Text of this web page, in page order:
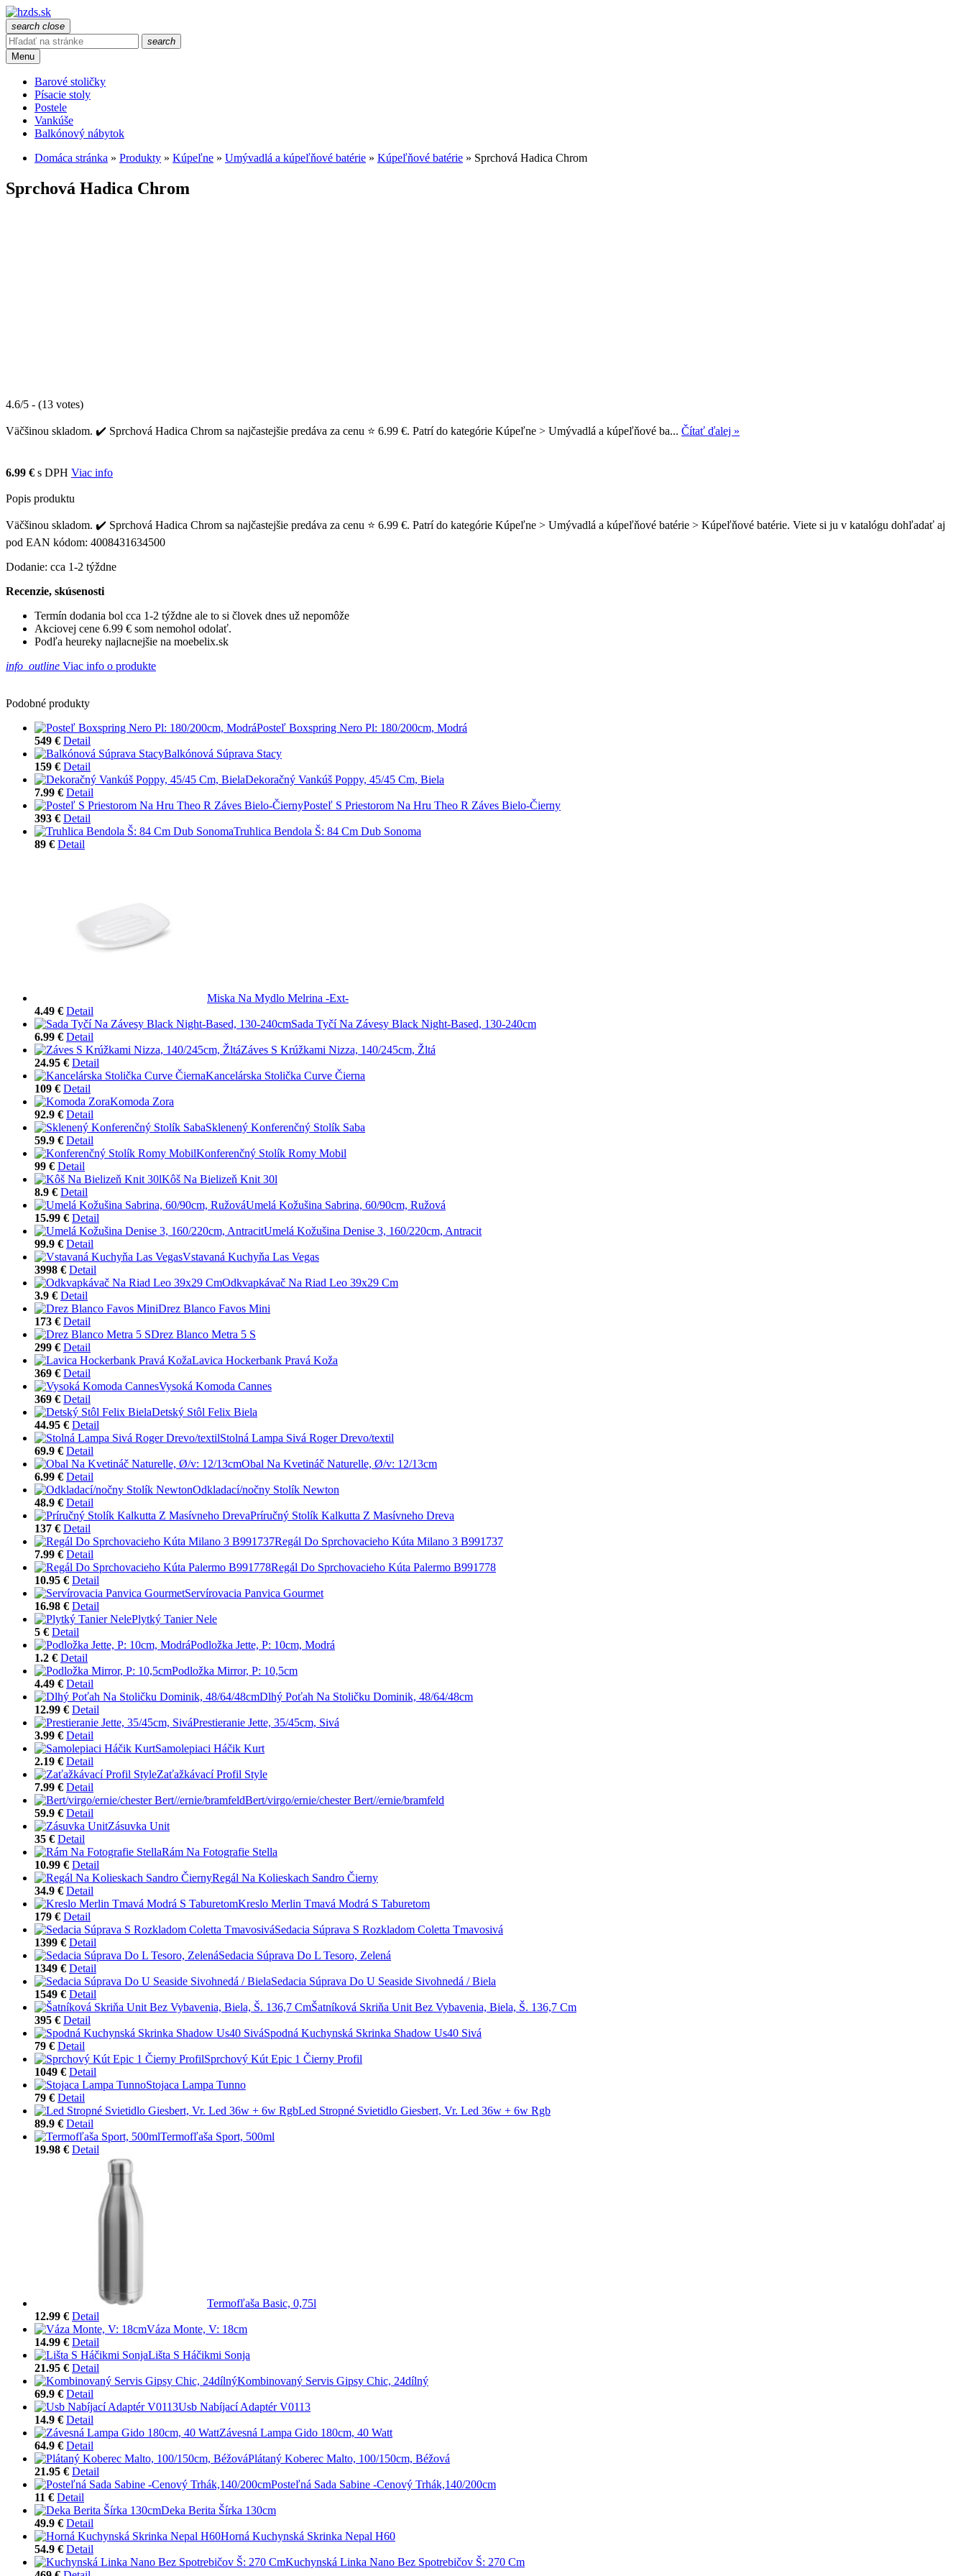
search close
search
Menu
Barové stoličky
Písacie stoly
Postele
Vankúše
Balkónový nábytok
Domáca stránka » Produkty » Kúpeľne » Umývadlá a kúpeľňové batérie » Kúpeľňové batérie » Sprchová Hadica Chrom
Sprchová Hadica Chrom
4.6/5 - (13 votes)
Väčšinou skladom. ✔️ Sprchová Hadica Chrom sa najčastejšie predáva za cenu ⭐ 6.99 €. Patrí do kategórie Kúpeľne > Umývadlá a kúpeľňové ba... Čítať ďalej »
6.99 € s DPH Viac info
Popis produktu
Väčšinou skladom. ✔️ Sprchová Hadica Chrom sa najčastejšie predáva za cenu ⭐ 6.99 €. Patrí do kategórie Kúpeľne > Umývadlá a kúpeľňové batérie > Kúpeľňové batérie. Viete si ju v katalógu dohľadať aj
pod EAN kódom: 4008431634500
Dodanie: cca 1-2 týždne
Recenzie, skúsenosti
Termín dodania bol cca 1-2 týždne ale to si človek dnes už nepomôže
Akciovej cene 6.99 € som nemohol odolať.
Podľa heureky najlacnejšie na moebelix.sk
info_outline Viac info o produkte
Podobné produkty
Posteľ Boxspring Nero Pl: 180/200cm, Modrá
549 € Detail
Balkónová Súprava Stacy
159 € Detail
Dekoračný Vankúš Poppy, 45/45 Cm, Biela
7.99 € Detail
Posteľ S Priestorom Na Hru Theo R Záves Bielo-Čierny
393 € Detail
Truhlica Bendola Š: 84 Cm Dub Sonoma
89 € Detail
Miska Na Mydlo Melrina -Ext-
4.49 € Detail
Sada Tyčí Na Závesy Black Night-Based, 130-240cm
6.99 € Detail
Záves S Krúžkami Nizza, 140/245cm, Žltá
24.95 € Detail
Kancelárska Stolička Curve Čierna
109 € Detail
Komoda Zora
92.9 € Detail
Sklenený Konferenčný Stolík Saba
59.9 € Detail
Konferenčný Stolík Romy Mobil
99 € Detail
Kôš Na Bielizeň Knit 30l
8.9 € Detail
Umelá Kožušina Sabrina, 60/90cm, Ružová
15.99 € Detail
Umelá Kožušina Denise 3, 160/220cm, Antracit
99.9 € Detail
Vstavaná Kuchyňa Las Vegas
3998 € Detail
Odkvapkávač Na Riad Leo 39x29 Cm
3.9 € Detail
Drez Blanco Favos Mini
173 € Detail
Drez Blanco Metra 5 S
299 € Detail
Lavica Hockerbank Pravá Koža
369 € Detail
Vysoká Komoda Cannes
369 € Detail
Detský Stôl Felix Biela
44.95 € Detail
Stolná Lampa Sivá Roger Drevo/textil
69.9 € Detail
Obal Na Kvetináč Naturelle, Ø/v: 12/13cm
6.99 € Detail
Odkladací/nočny Stolík Newton
48.9 € Detail
Príručný Stolík Kalkutta Z Masívneho Dreva
137 € Detail
Regál Do Sprchovacieho Kúta Milano 3 B991737
7.99 € Detail
Regál Do Sprchovacieho Kúta Palermo B991778
10.95 € Detail
Servírovacia Panvica Gourmet
16.98 € Detail
Plytký Tanier Nele
5 € Detail
Podložka Jette, P: 10cm, Modrá
1.2 € Detail
Podložka Mirror, P: 10,5cm
4.49 € Detail
Dlhý Poťah Na Stoličku Dominik, 48/64/48cm
12.99 € Detail
Prestieranie Jette, 35/45cm, Sivá
3.99 € Detail
Samolepiaci Háčik Kurt
2.19 € Detail
Zaťažkávací Profil Style
7.99 € Detail
Bert/virgo/ernie/chester Bert//ernie/bramfeld
59.9 € Detail
Zásuvka Unit
35 € Detail
Rám Na Fotografie Stella
10.99 € Detail
Regál Na Kolieskach Sandro Čierny
34.9 € Detail
Kreslo Merlin Tmavá Modrá S Taburetom
179 € Detail
Sedacia Súprava S Rozkladom Coletta Tmavosivá
1399 € Detail
Sedacia Súprava Do L Tesoro, Zelená
1349 € Detail
Sedacia Súprava Do U Seaside Sivohnedá / Biela
1549 € Detail
Šatníková Skriňa Unit Bez Vybavenia, Biela, Š. 136,7 Cm
395 € Detail
Spodná Kuchynská Skrinka Shadow Us40 Sivá
79 € Detail
Sprchový Kút Epic 1 Čierny Profil
1049 € Detail
Stojaca Lampa Tunno
79 € Detail
Led Stropné Svietidlo Giesbert, Vr. Led 36w + 6w Rgb
89.9 € Detail
Termofľaša Sport, 500ml
19.98 € Detail
Termofľaša Basic, 0,75l
12.99 € Detail
Váza Monte, V: 18cm
14.99 € Detail
Lišta S Háčikmi Sonja
21.95 € Detail
Kombinovaný Servis Gipsy Chic, 24dílný
69.9 € Detail
Usb Nabíjací Adaptér V0113
14.9 € Detail
Závesná Lampa Gido 180cm, 40 Watt
64.9 € Detail
Plátaný Koberec Malto, 100/150cm, Béžová
21.95 € Detail
Posteľná Sada Sabine -Cenový Trhák,140/200cm
11 € Detail
Deka Berita Šírka 130cm
49.9 € Detail
Horná Kuchynská Skrinka Nepal H60
54.9 € Detail
Kuchynská Linka Nano Bez Spotrebičov Š: 270 Cm